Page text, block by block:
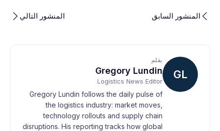
المنشور السابق المنشور التالي
GL
بقلم
Gregory Lundin
Logistics News Editor
Gregory Lundin follows the daily pulse of
the logistics industry: market moves,
technology rollouts and supply chain
disruptions. His reporting tracks how global